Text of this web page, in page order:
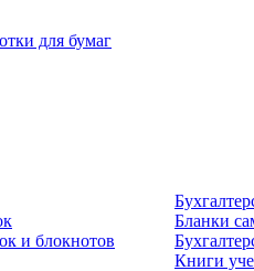
для бумаг
и блокнотов
Бланки
Книги